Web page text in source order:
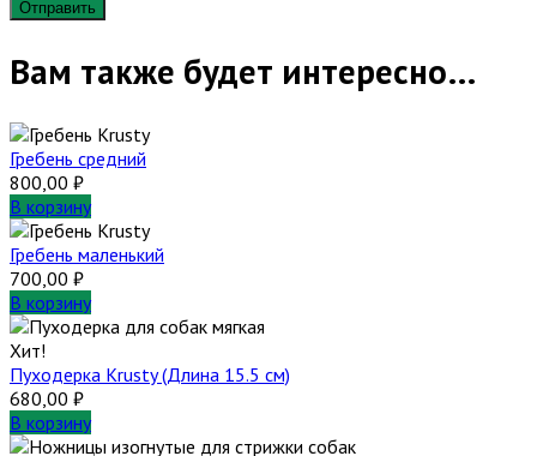
Вам также будет интересно…
Гребень средний
800,00 ₽
В корзину
Гребень маленький
700,00 ₽
В корзину
Хит!
Пуходерка Krusty (Длина 15.5 см)
680,00 ₽
В корзину